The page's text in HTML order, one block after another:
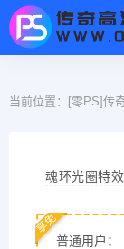
当前位置： [零PS]传
魂环光圈特
普通用户：
享免